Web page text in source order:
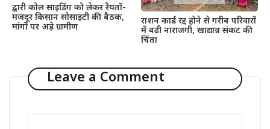
द्वारी कोल साइडिंग को लेकर रैयतों-
मजदूर किसान सोसाइटी की बैठक,
मांगों पर अड़े ग्रामीण
राशन कार्ड रद्द होने से गरीब परिवारों
में बढ़ी नाराजगी, खाद्यान्न संकट की
चिंता
Leave a Comment